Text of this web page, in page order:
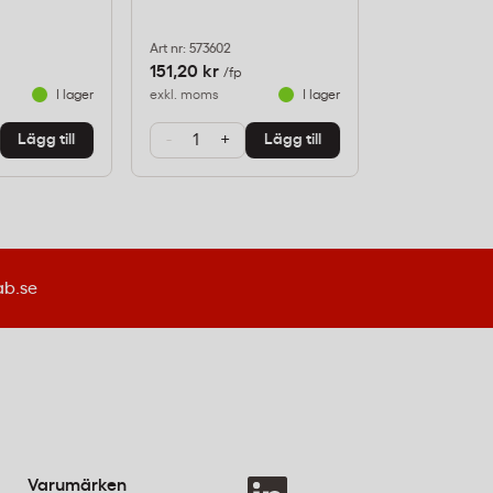
I lager
Lägg till
Art nr: 573602
151,20 kr /fp
exkl. moms
I lager
- + Lägg till
Varumärken